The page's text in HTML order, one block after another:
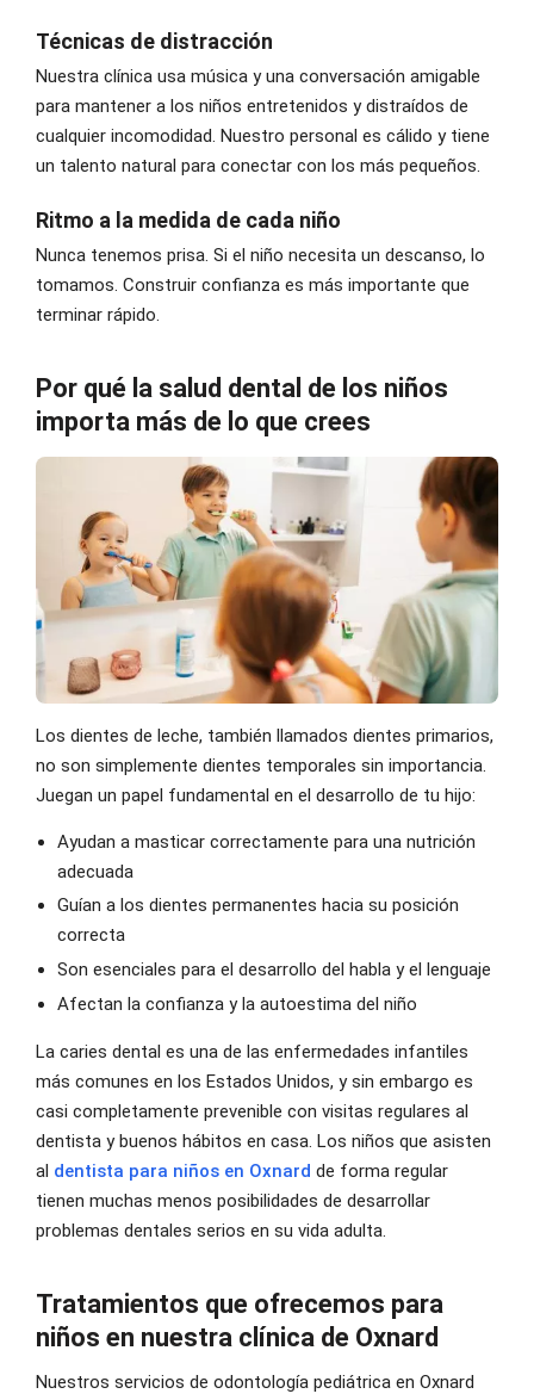
Técnicas de distracción
Nuestra clínica usa música y una conversación amigable
para mantener a los niños entretenidos y distraídos de
cualquier incomodidad. Nuestro personal es cálido y tiene
un talento natural para conectar con los más pequeños.
Ritmo a la medida de cada niño
Nunca tenemos prisa. Si el niño necesita un descanso, lo
tomamos. Construir confianza es más importante que
terminar rápido.
Por qué la salud dental de los niños
importa más de lo que crees
Los dientes de leche, también llamados dientes primarios,
no son simplemente dientes temporales sin importancia.
Juegan un papel fundamental en el desarrollo de tu hijo:
Ayudan a masticar correctamente para una nutrición
adecuada
Guían a los dientes permanentes hacia su posición
correcta
Son esenciales para el desarrollo del habla y el lenguaje
Afectan la confianza y la autoestima del niño
La caries dental es una de las enfermedades infantiles
más comunes en los Estados Unidos, y sin embargo es
casi completamente prevenible con visitas regulares al
dentista y buenos hábitos en casa. Los niños que asisten
al dentista para niños en Oxnard de forma regular
tienen muchas menos posibilidades de desarrollar
problemas dentales serios en su vida adulta.
Tratamientos que ofrecemos para
niños en nuestra clínica de Oxnard
Nuestros servicios de odontología pediátrica en Oxnard